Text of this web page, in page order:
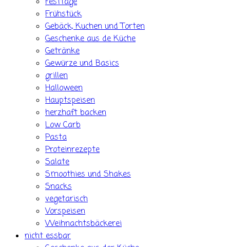
Frühstück
Gebäck, Kuchen und Torten
Geschenke aus de Küche
Getränke
Gewürze und Basics
grillen
Halloween
Hauptspeisen
herzhaft backen
Low Carb
Pasta
Proteinrezepte
Salate
Smoothies und Shakes
Snacks
vegetarisch
Vorspeisen
Weihnachtsbäckerei
nicht essbar